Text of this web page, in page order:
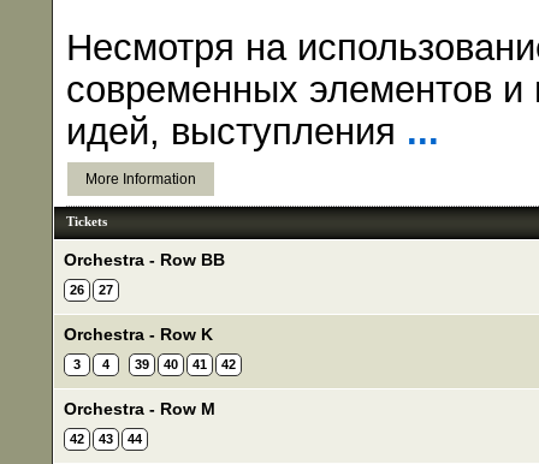
Несмотря на
современных элементов и
идей, выступления ...
More Information
Tickets
Orchestra - Row BB
26 27
Orchestra - Row K
3 4 39 40 41 42
Orchestra - Row M
42 43 44